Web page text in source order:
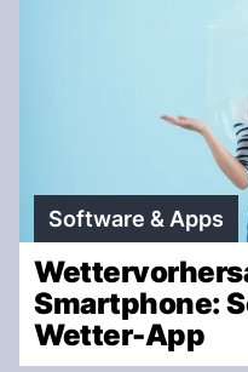
Software & Apps
Smartphone:
Wetter-App